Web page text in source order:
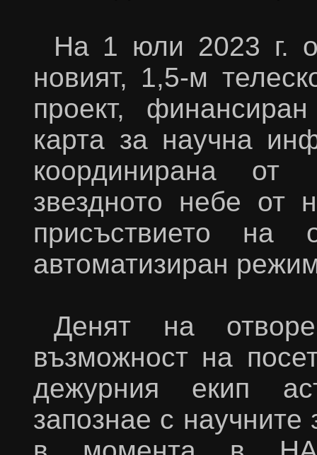
На 1 юли 2023 г.
новият, 1,5-м
проект,
карта за научна
координирана
звездното небе от
присъствието
автоматизиран
Денят на
възможност на
дежурния екип
запознае с научните